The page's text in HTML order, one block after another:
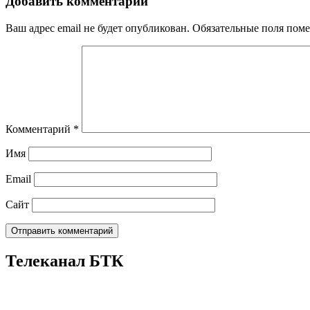
Ваш адрес email не будет опубликован. Обязательные поля
Комментарий *
Имя
Email
Сайт
Телеканал БТК